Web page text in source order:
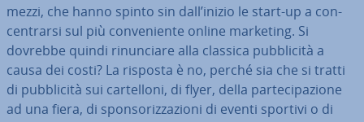
mezzi, che hanno spinto sin dall’inizio le start-up a con­
cen­trar­si sul più con­ve­nien­te online marketing. Si
dovrebbe quindi ri­nun­cia­re alla classica pub­bli­ci­tà a
causa dei costi? La risposta è no, perché sia che si tratti
di pub­bli­ci­tà sui car­tel­lo­ni, di flyer, della par­te­ci­pa­zio­ne
ad una fiera, di spon­so­riz­za­zio­ni di eventi sportivi o di